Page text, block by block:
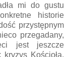
mi do gustu
historie
przystępnym
przegadany,
jest jeszcze
Kościoła,